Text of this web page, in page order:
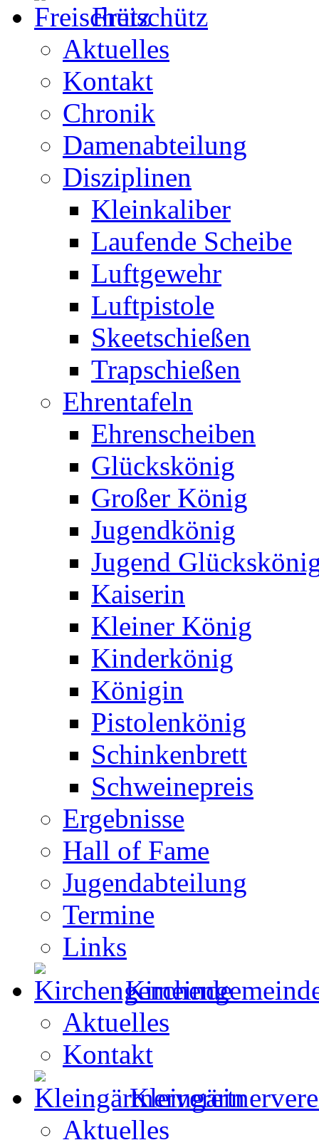
Freischütz
Aktuelles
Kontakt
Chronik
Damenabteilung
Disziplinen
Kleinkaliber
Laufende Scheibe
Luftgewehr
Luftpistole
Skeetschießen
Trapschießen
Ehrentafeln
Ehrenscheiben
Glückskönig
Großer König
Jugendkönig
Jugend
Kaiserin
Kleiner König
Kinderkönig
Königin
Pistolenkönig
Schinkenbrett
Schweinepreis
Ergebnisse
Hall of Fame
Jugendabteilung
Termine
Links
Aktuelles
Kontakt
Aktuelles